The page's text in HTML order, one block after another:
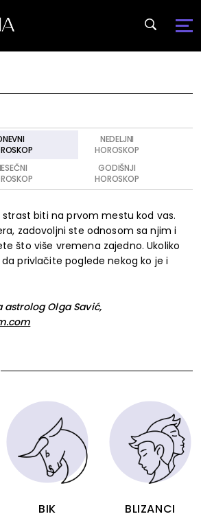
NEDELJNI
HOROSKOP
GODIŠNJI
HOROSKOP
biti na prvom mestu kod vas.
zadovoljni ste odnosom sa njim i
što više vremena zajedno. Ukoliko
privlačite poglede nekog ko je i
Olga Savić,
BIK BLIZANCI